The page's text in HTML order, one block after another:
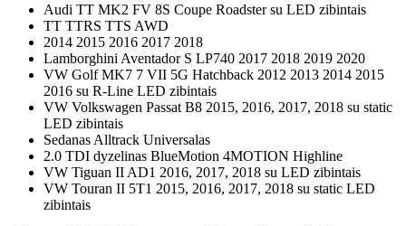
Audi TT MK2 FV 8S Coupe Roadster su LED zibintais
TT TTRS TTS AWD
2014 2015 2016 2017 2018
Lamborghini Aventador S LP740 2017 2018 2019 2020
VW Golf MK7 7 VII 5G Hatchback 2012 2013 2014 2015
2016 su R-Line LED zibintais
VW Volkswagen Passat B8 2015, 2016, 2017, 2018 su static
LED zibintais
Sedanas Alltrack Universalas
2.0 TDI dyzelinas BlueMotion 4MOTION Highline
VW Tiguan II AD1 2016, 2017, 2018 su LED zibintais
VW Touran II 5T1 2015, 2016, 2017, 2018 su static LED
zibintais